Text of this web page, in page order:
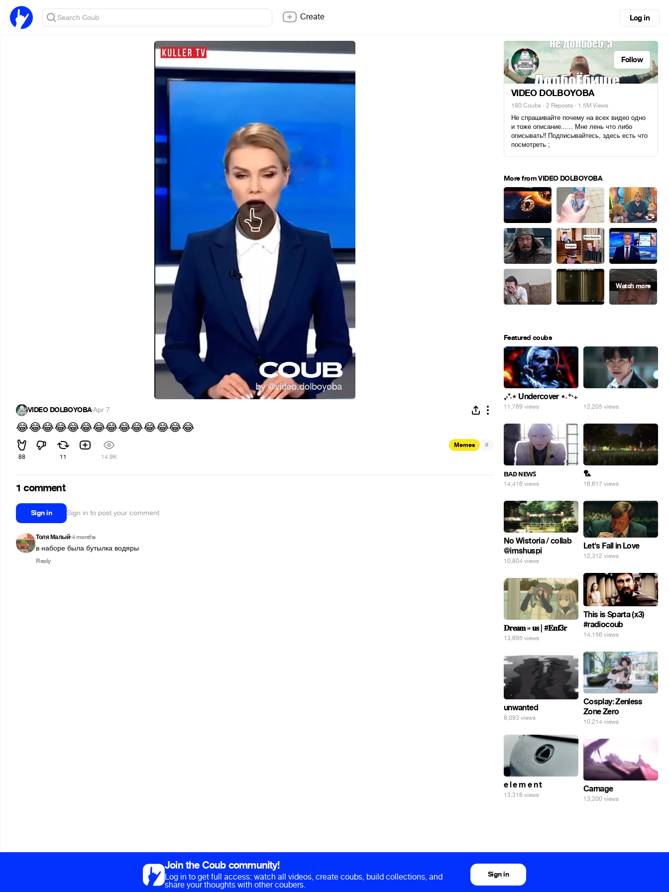
Create Log in
VIDEO DOLBOYOBA·Apr 7
😂😂😂😂😂😂😂😂😂😂😂😂😂😂
88 11 14.9K
Memes #
1 comment
Sign in Sign in to post your comment
Толя Малый•4 months
в наборе была бутылка водяры
Reply
Follow
VIDEO DOLBOYOBA
180 Coubs · 2 Reposts · 1.5M Views
Не спрашивайте почему на всех видео одно
и тоже описание...... Мне лень что либо
описывать!! Подписывайтесь, здесь есть что
посмотреть ;
More from VIDEO DOLBOYOBA
Featured coubs
₊‧⁺˖⋆ Undercover ⋆˖⁺‧₊
11,789 views 12,205 views
ʙᴀᴅ ɴᴇᴡꜱ
14,416 views
🏸
16,617 views
No Wistoria / collab
@imshuspi
10,804 views
Let's Fall in Love
12,312 views
This is Sparta (x3)
#radiocoub
14,156 views
𝐃𝐫𝐞𝐚𝐦 » 𝐮𝐬 | #𝐄𝐧𝐟3𝐫
13,695 views
Cosplay: Zenless
Zone Zero
10,214 views
unwanted
8,093 views
e l e m e n t
13,318 views
Carnage
13,200 views
Join the Coub community!
Log in to get full access: watch all videos, create coubs, build collections, and
share your thoughts with other coubers.
Sign in